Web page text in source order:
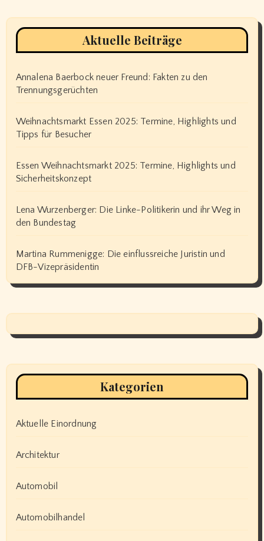
Aktuelle Beiträge
Annalena Baerbock neuer Freund: Fakten zu den
Trennungsgerüchten
Weihnachtsmarkt Essen 2025: Termine, Highlights und
Tipps für Besucher
Essen Weihnachtsmarkt 2025: Termine, Highlights und
Sicherheitskonzept
Lena Wurzenberger: Die Linke-Politikerin und ihr Weg in
den Bundestag
Martina Rummenigge: Die einflussreiche Juristin und
DFB-Vizepräsidentin
Kategorien
Aktuelle Einordnung
Architektur
Automobil
Automobilhandel